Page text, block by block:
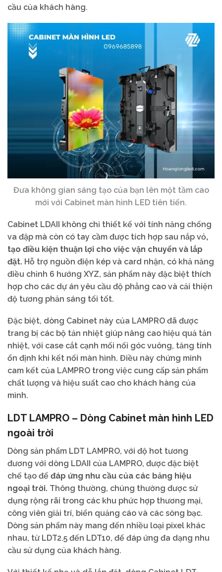
cầu của khách hàng.
Đưa không gian sáng tạo của bạn lên một tầm cao
mới với Cabinet màn hình LED tiên tiến.
Cabinet LDAII không chỉ thiết kế với tính năng chống
va đập mà còn có tay cầm được tích hợp sau nắp vỏ,
tạo điều kiện thuận lợi cho việc vận chuyển và lắp
đặt. Hỗ trợ nguồn điện kép và card nhận, có khả năng
điều chỉnh 6 hướng XYZ, sản phẩm này đặc biệt thích
hợp cho các dự án yêu cầu độ phẳng cao và cải thiện
độ tương phản sáng tối tốt.
Đặc biệt, dòng Cabinet này của LAMPRO đã được
trang bị các bộ tản nhiệt giúp nâng cao hiệu quả tản
nhiệt, với case cắt cạnh mối nối góc vuông, tăng tính
ổn định khi kết nối màn hình. Điều này chứng minh
cam kết của LAMPRO trong việc cung cấp sản phẩm
chất lượng và hiệu suất cao cho khách hàng của
mình.
LDT LAMPRO – Dòng Cabinet màn hình LED
ngoài trời
Dòng sản phẩm LDT LAMPRO, với độ hot tương
đương với dòng LDAII của LAMPRO, được đặc biệt
chế tạo để đáp ứng nhu cầu của các bảng hiệu
ngoại trời. Thông thường, chúng thường được sử
dụng rộng rãi trong các khu phức hợp thương mại,
công viên giải trí, biển quảng cáo và các sòng bạc.
Dòng sản phẩm này mang đến nhiều loại pixel khác
nhau, từ LDT2.5 đến LDT10, để đáp ứng đa dạng nhu
cầu sử dụng của khách hàng.